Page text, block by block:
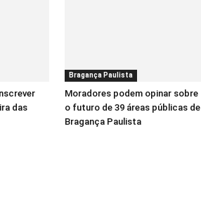
das
Bragança Paulista
Moradores podem opinar sobre
o futuro de 39 áreas públicas de
Bragança Paulista